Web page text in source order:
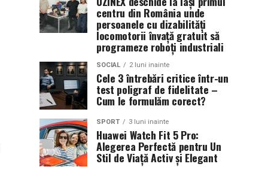
centru din România unde
persoanele cu dizabilități
locomotorii învață gratuit să
programeze roboți industriali
SOCIAL 2 luni inainte
Cele 3 întrebări critice într-un
test poligraf de fidelitate –
Cum le formulăm corect?
SPORT 3 luni inainte
Huawei Watch Fit 5 Pro:
Alegerea Perfectă pentru Un
Stil de Viață Activ și Elegant